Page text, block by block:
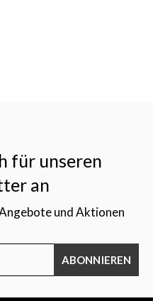
für unseren
an
und Aktionen
ABONNIEREN